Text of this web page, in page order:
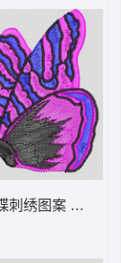
刺绣图案 蝴蝶